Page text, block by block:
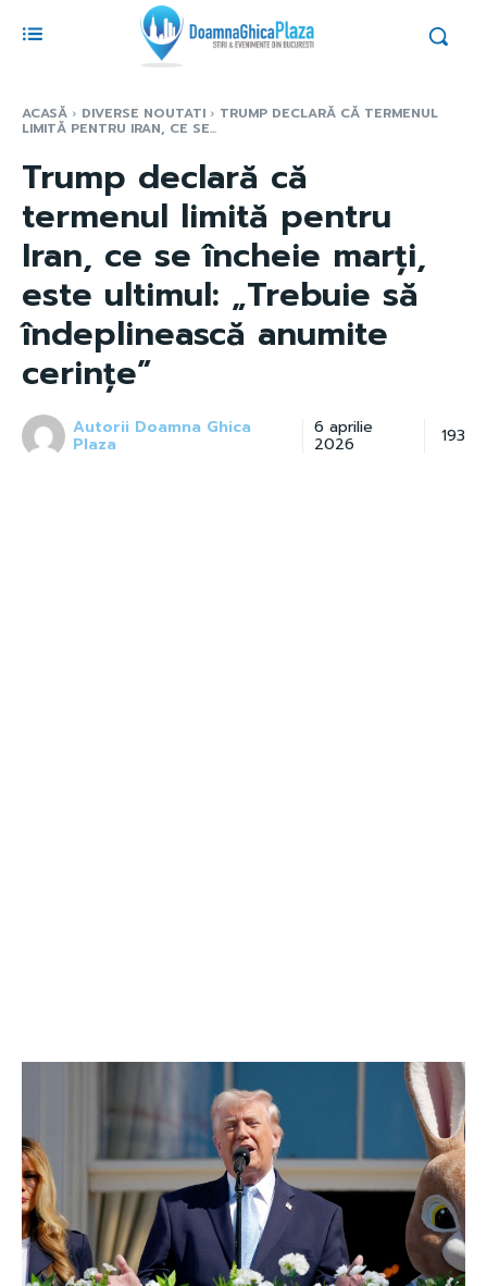
ACASĂ DIVERSE NOUTATI TRUMP DECLARĂ CĂ TERMENUL
LIMITĂ PENTRU IRAN, CE SE...
Trump declară că
termenul limită pentru
Iran, ce se încheie marți,
este ultimul: „Trebuie să
îndeplinească anumite
cerințe”
Autorii Doamna Ghica
Plaza
6 aprilie
2026 193